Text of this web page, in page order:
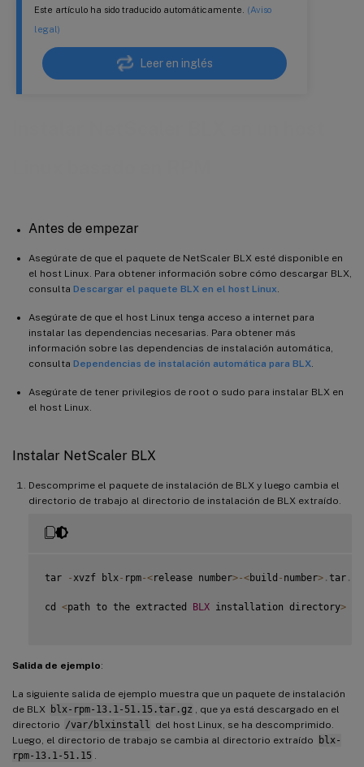
Este artículo ha sido traducido automáticamente. (Aviso
legal)
Leer en inglés
Antes de empezar
Asegúrate de que el paquete de NetScaler BLX esté disponible en
el host Linux. Para obtener información sobre cómo descargar BLX,
consulta Descargar el paquete BLX en el host Linux.
Asegúrate de que el host Linux tenga acceso a internet para
instalar las dependencias necesarias. Para obtener más
información sobre las dependencias de instalación automática,
consulta Dependencias de instalación automática para BLX.
Asegúrate de tener privilegios de root o sudo para instalar BLX en
el host Linux.
Instalar NetScaler BLX
Descomprime el paquete de instalación de BLX y luego cambia el
directorio de trabajo al directorio de instalación de BLX extraído.
tar -xvzf blx- rpm-<release number>-<build - number> . tar .
cd <path to the extracted BLX installation directory>
Salida de ejemplo:
La siguiente salida de ejemplo muestra que un paquete de instalación
de BLX blx-rpm-13.1-51.15.tar.gz , que ya está descargado en el
directorio /var/blxinstall del host Linux, se ha descomprimido.
Luego, el directorio de trabajo se cambia al directorio extraído
blx-
rpm-13.1-51.15 .